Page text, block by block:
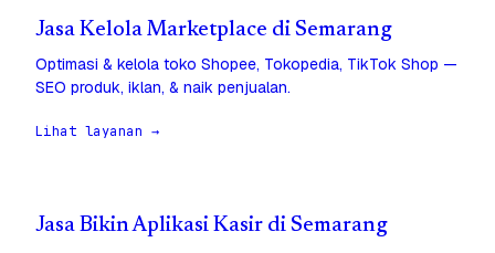
Jasa Kelola Marketplace di Semarang
Optimasi & kelola toko Shopee, Tokopedia, TikTok Shop —
SEO produk, iklan, & naik penjualan.
Lihat layanan →
Jasa Bikin Aplikasi Kasir di Semarang